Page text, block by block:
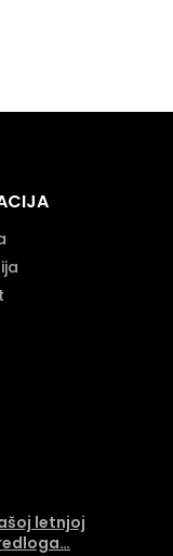
letnjoj